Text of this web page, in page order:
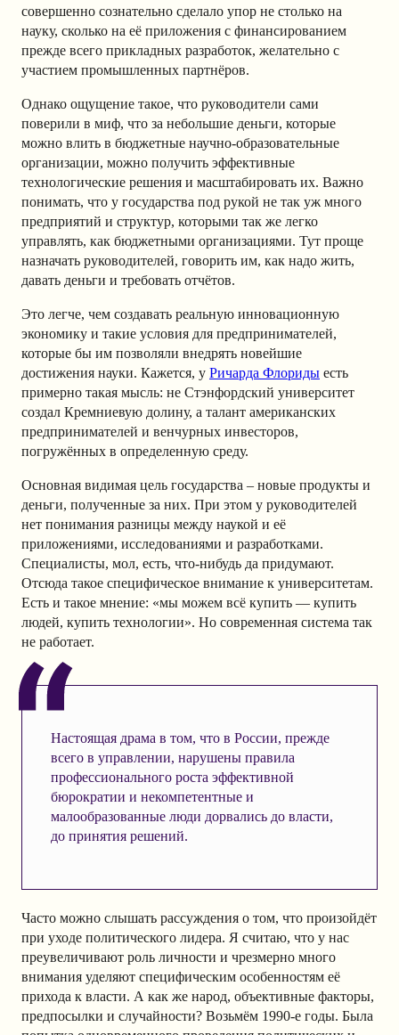
совершенно сознательно сделало упор не столько на
науку, сколько на её приложения с финансированием
прежде всего прикладных разработок, желательно с
участием промышленных партнёров.
Однако ощущение такое, что руководители сами
поверили в миф, что за небольшие деньги, которые
можно влить в бюджетные научно-образовательные
организации, можно получить эффективные
технологические решения и масштабировать их. Важно
понимать, что у государства под рукой не так уж много
предприятий и структур, которыми так же легко
управлять, как бюджетными организациями. Тут проще
назначать руководителей, говорить им, как надо жить,
давать деньги и требовать отчётов.
Это легче, чем создавать реальную инновационную
экономику и такие условия для предпринимателей,
которые бы им позволяли внедрять новейшие
достижения науки. Кажется, у Ричарда Флориды есть
примерно такая мысль: не Стэнфордский университет
создал Кремниевую долину, а талант американских
предпринимателей и венчурных инвесторов,
погружённых в определенную среду.
Основная видимая цель государства – новые продукты и
деньги, полученные за них. При этом у руководителей
нет понимания разницы между наукой и её
приложениями, исследованиями и разработками.
Специалисты, мол, есть, что-нибудь да придумают.
Отсюда такое специфическое внимание к университетам.
Есть и такое мнение: «мы можем всё купить — купить
людей, купить технологии». Но современная система так
не работает.
Настоящая драма в том, что в России, прежде
всего в управлении, нарушены правила
профессионального роста эффективной
бюрократии и некомпетентные и
малообразованные люди дорвались до власти,
до принятия решений.
Часто можно слышать рассуждения о том, что произойдёт
при уходе политического лидера. Я считаю, что у нас
преувеличивают роль личности и чрезмерно много
внимания уделяют специфическим особенностям её
прихода к власти. А как же народ, объективные факторы,
предпосылки и случайности? Возьмём 1990-е годы. Была